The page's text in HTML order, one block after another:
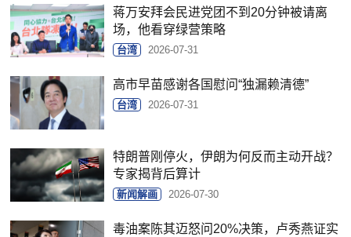
蒋万安拜会民进党团不到20分钟被请离
场，他看穿绿营策略
台湾 2026-07-31
高市早苗感谢各国慰问“独漏赖清德”
台湾 2026-07-31
特朗普刚停火，伊朗为何反而主动开战？
专家揭背后算计
新闻解画 2026-07-30
毒油案陈其迈怒问20%决策，卢秀燕证实